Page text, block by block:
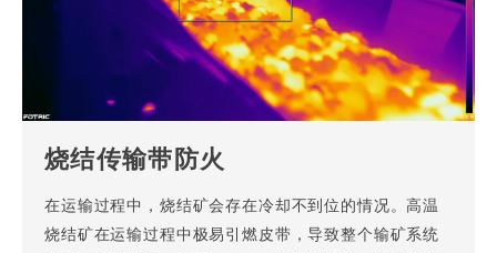
烧结传输带防火
在运输过程中，烧结矿会存在冷却不到位的情况。高温
烧结矿在运输过程中极易引燃皮带，导致整个输矿系统